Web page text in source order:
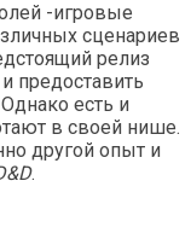
-игровые
сценариев
релиз
предоставить
есть и
в своей нише.
другой опыт и
.